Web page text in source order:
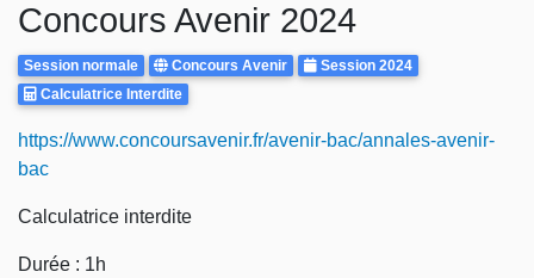
Concours Avenir 2024
Rattrapages
Session normale
Centre
d'examen
Concours Avenir Annee
Session 2024
Calculatrice
Calculatrice Interdite
Body
https://www.concoursavenir.fr/avenir-bac/annales-avenir-
bac
Calculatrice interdite
Durée : 1h